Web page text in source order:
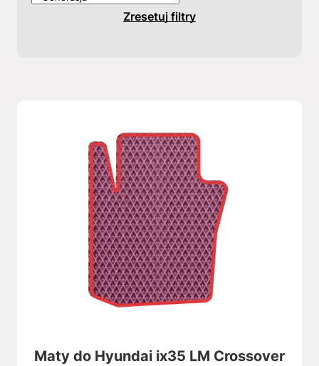
Zresetuj filtry
Maty do Hyundai ix35 LM Crossover